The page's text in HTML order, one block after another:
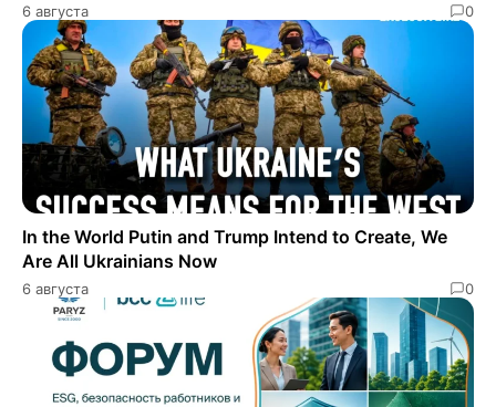
6 августа 0
In the World Putin and Trump Intend to Create, We
Are All Ukrainians Now
6 августа 0